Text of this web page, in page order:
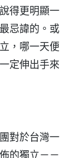
得更明顯一
忌諱的。或
，哪一天便
定伸出手來
對於台灣一
的獨立－－